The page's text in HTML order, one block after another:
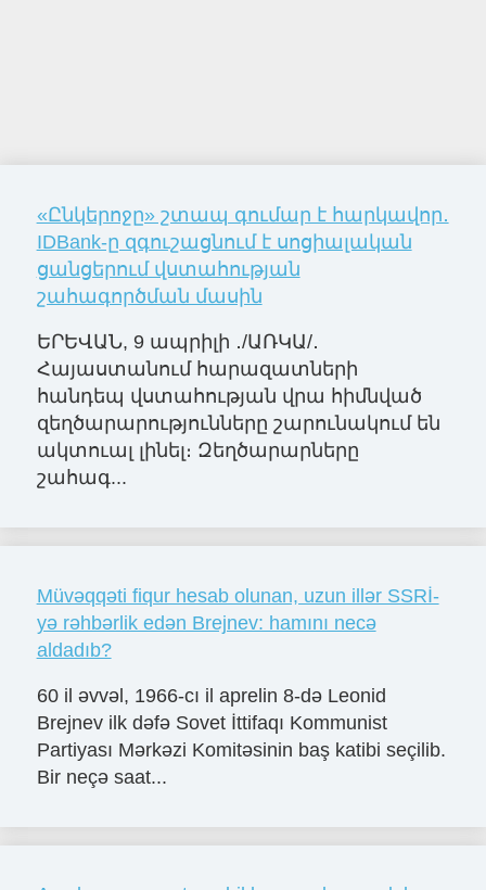
«Ընկերոջը» շտապ գումար է հարկավոր․
IDBank-ը զգուշացնում է սոցիալական
ցանցերում վստահության
շահագործման մասին
ԵՐԵՎԱՆ, 9 ապրիլի ․/ԱՌԿԱ/․
Հայաստանում հարազատների
հանդեպ վստահության վրա հիմնված
զեղծարարությունները շարունակում են
ակտուալ լինել։ Զեղծարարները
շահագ...
Müvəqqəti fiqur hesab olunan, uzun illər SSRİ-
yə rəhbərlik edən Brejnev: hamını necə
aldadıb?
60 il əvvəl, 1966-cı il aprelin 8-də Leonid
Brejnev ilk dəfə Sovet İttifaqı Kommunist
Partiyası Mərkəzi Komitəsinin baş katibi seçilib.
Bir neçə saat...